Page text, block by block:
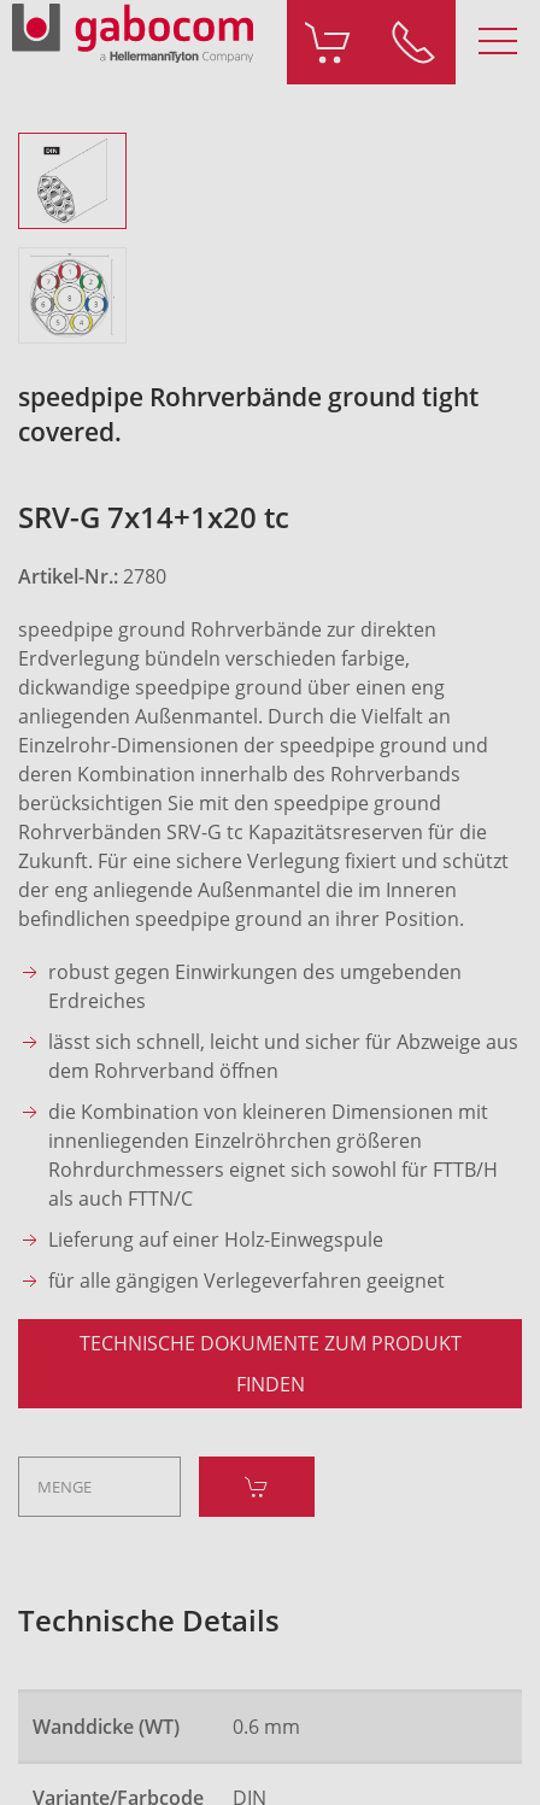
speedpipe Rohrverbände ground tight
covered.
SRV-G 7x14+1x20 tc
Artikel-Nr.: 2780
speedpipe ground Rohrverbände zur direkten
Erdverlegung bündeln verschieden farbige,
dickwandige speedpipe ground über einen eng
anliegenden Außenmantel. Durch die Vielfalt an
Einzelrohr-Dimensionen der speedpipe ground und
deren Kombination innerhalb des Rohrverbands
berücksichtigen Sie mit den speedpipe ground
Rohrverbänden SRV-G tc Kapazitätsreserven für die
Zukunft. Für eine sichere Verlegung fixiert und schützt
der eng anliegende Außenmantel die im Inneren
befindlichen speedpipe ground an ihrer Position.
robust gegen Einwirkungen des umgebenden
Erdreiches
lässt sich schnell, leicht und sicher für Abzweige aus
dem Rohrverband öffnen
die Kombination von kleineren Dimensionen mit
innenliegenden Einzelröhrchen größeren
Rohrdurchmessers eignet sich sowohl für FTTB/H
als auch FTTN/C
Lieferung auf einer Holz-Einwegspule
für alle gängigen Verlegeverfahren geeignet
TECHNISCHE DOKUMENTE ZUM PRODUKT
FINDEN
Technische Details
Wanddicke (WT) 0.6 mm
Variante/Farbcode DIN